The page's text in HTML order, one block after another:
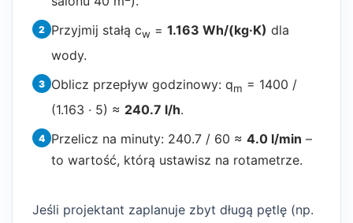
2 Przyjmij stałą cw = 1.163 Wh/(kg·K) dla
wody.
3 Oblicz przepływ godzinowy: qm = 1400 /
(1.163 · 5) ≈ 240.7 l/h.
4 Przelicz na minuty: 240.7 / 60 ≈ 4.0 l/min –
to wartość, którą ustawisz na rotametrze.
Jeśli projektant zaplanuje zbyt długą pętlę (np.